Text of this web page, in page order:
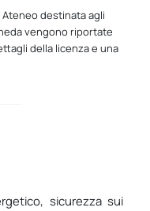
destinata agli
vengono riportate
della licenza e una
sicurezza sui